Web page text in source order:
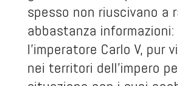
spesso non riuscivano a
abbastanza informazioni:
l’imperatore Carlo V, pur
nei territori dell’impero